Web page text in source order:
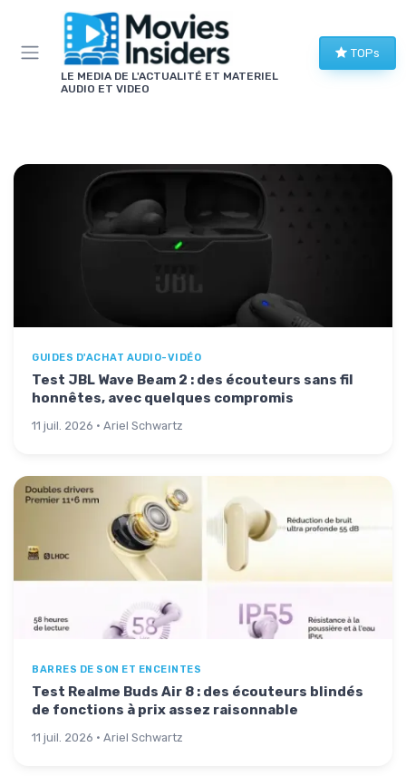
LE MEDIA DE L'ACTUALITÉ ET MATERIEL
AUDIO ET VIDEO
TOPs
GUIDES D'ACHAT AUDIO-VIDÉO
Test JBL Wave Beam 2 : des écouteurs sans fil
honnêtes, avec quelques compromis
11 juil. 2026 · Ariel Schwartz
BARRES DE SON ET ENCEINTES
Test Realme Buds Air 8 : des écouteurs blindés
de fonctions à prix assez raisonnable
11 juil. 2026 · Ariel Schwartz
Panneau de gestion des cookies